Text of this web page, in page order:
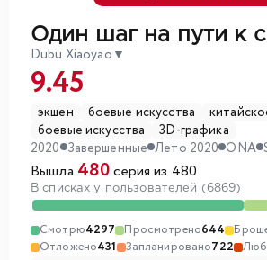
Один шаг на пути к
Dubu Xiaoyao ▼
9.45
экшен боевые искусства
боевые искусства
3D-графика
2020 Завершенные Лето 2020 ONA
Вышла 480серия из 480
В списках у пользователей (6869)
Смотрю4297 Просмотрено644
Отложено431 Запланировано722